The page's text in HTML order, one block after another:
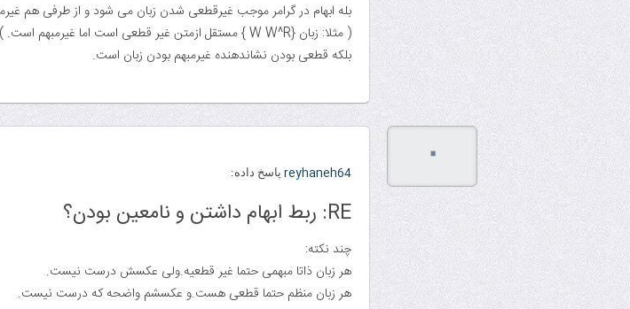
بله ابهام در گرامر موجب غیرقطعی شدن زبان می شود و از طرفی هم
( مثلا: زبان {W W^R } مستقل ازمتن غیر قطعی است اما غیرمبهم است. )
بلکه قطعی بودن نشاندهنده غیرمبهم بودن زبان است.
۰
reyhaneh64 پاسخ داده:
RE: ربط ابهام داشتن و نامعین بودن؟
چند نکته:
هر زبان ذاتا مبهمی حتما غیر قطعیه.ولی عکسش درست نیست.
هر زبان منظم حتما قطعی هست.و عکسشم واضحه که درست نیست.